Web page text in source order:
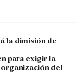
la dimisión de
para exigir la
del